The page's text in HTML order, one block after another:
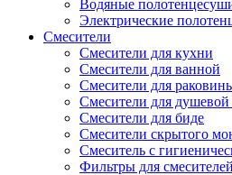
Водяные
Электрические
Смесители
Смесители для кухни
Смесители для ванной
Смесители для
Смесители для
Смесители для биде
Смесители скрытого
Смеситель с
Фильтры для смесителей